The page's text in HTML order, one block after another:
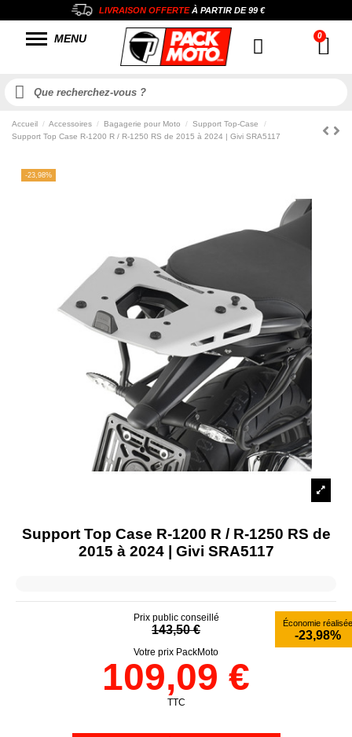
LIVRAISON OFFERTEÀ PARTIR DE99 €
MENU
Accueil Accessoires Bagagerie pour Moto
Support Top-Case
Support Top Case R-1200 R / R-1250 RS de 2015 à 2024 | Givi SRA5117
-23,98%
Support Top Case R-1200 R / R-1250 RS de
2015 à 2024 | Givi SRA5117
Prix public conseillé
143,50 € Économie réalisée
-23,98%
Votre prix PackMoto
109,09 €
TTC